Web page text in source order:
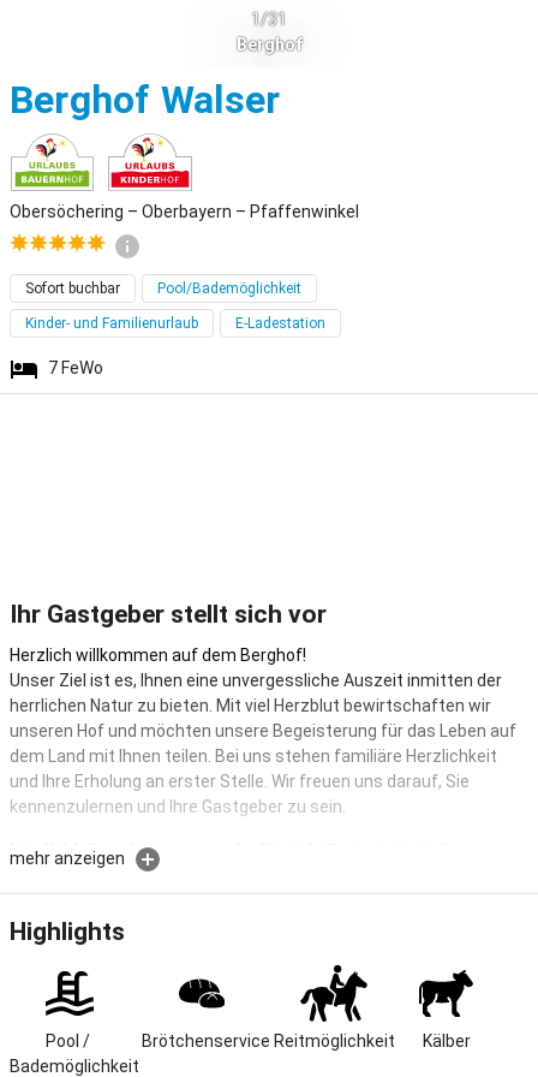
1/31
Berghof
Berghof WalserObersöchering
Obersöchering – Oberbayern – Pfaffenwinkel
Sofort buchbar Pool/Bademöglichkeit
Kinder- und Familienurlaub E-Ladestation
7 FeWo
Ihr Gastgeber stellt sich vor
Herzlich willkommen auf dem Berghof!
Unser Ziel ist es, Ihnen eine unvergessliche Auszeit inmitten der
herrlichen Natur zu bieten. Mit viel Herzblut bewirtschaften wir
unseren Hof und möchten unsere Begeisterung für das Leben auf
dem Land mit Ihnen teilen. Bei uns stehen familiäre Herzlichkeit
und Ihre Erholung an erster Stelle. Wir freuen uns darauf, Sie
kennenzulernen und Ihre Gastgeber zu sein.
Ländl. Idylle u. Ausgangspunkt für viele Freizeitaktivitäten
Urlaub machen wo die Gemütlichkeit zu Hause ist! Während sich
Ihre Kinder auf dem Spielplatz, beim Ponyreiten, im Stall bei den
Kühen, Kälbern, Hasen und Katzen sicher nicht langweilen - wir sind
nämlich noch ein voll bewirtschafteter Bauernhof - erholen Sie sich
im gepflegten Garten oder erleben gesellige Stunden in unserem
urgemütlichen Berghof-Stüberl.
Lage & Größe
mehr anzeigen
Highlights
Pool /
Bademöglichkeit
Brötchenservice Reitmöglichkeit Kälber